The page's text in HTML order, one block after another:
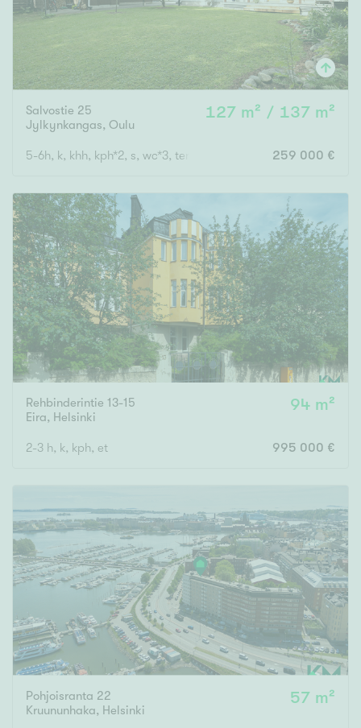
Salvostie 25
Jylkynkangas, Oulu
127 m² / 137 m²
5-6h, k, khh, kph*2, s, wc*3, terassi, parveke, ak259 000 €
Rehbinderintie 13-15
Eira, Helsinki
94 m²
2-3 h, k, kph, et 995 000 €
Pohjoisranta 22
Kruununhaka, Helsinki
57 m²